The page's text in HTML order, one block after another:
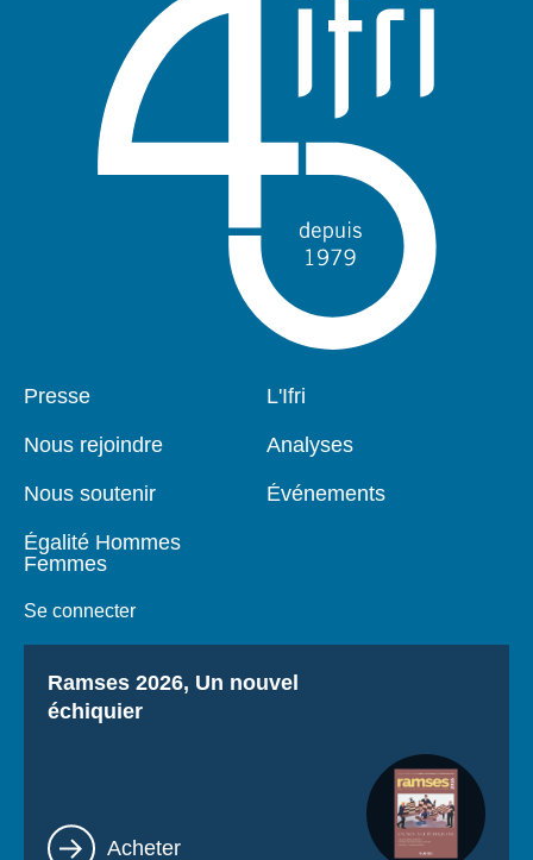
Pied
Presse
Nous rejoindre
Nous soutenir
Égalité Hommes
Femmes
Se connecter
Navigation
L'Ifri
Analyses
Événements
Titre
Ramses 2026, Un nouvel
échiquier
Lien
Acheter